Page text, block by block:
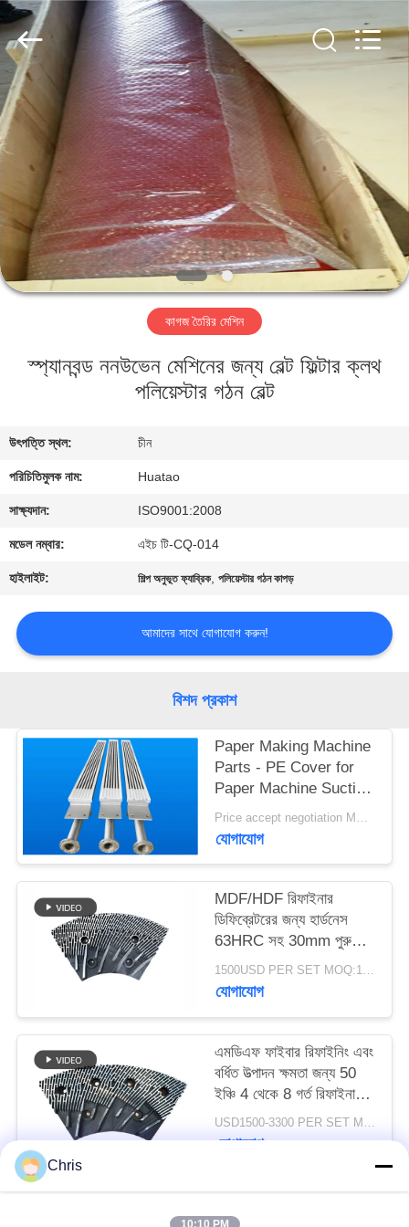
বাড়ি
পণ্য
আমাদের
সম্পর্কে
কারখানা
যোগাযোগ
করুন
খবর
উদ্ধৃতির
জন্য
PRIVACY
POLICY
2026
HUATAO
LOVER
LTD.
All
Rights
Reserved.
কাগজ তৈরির মেশিন
স্প্যানবন্ড ননউভেন মেশিনের জন্য বেল্ট ফিল্টার ক্লথ
পলিয়েস্টার গঠন বেল্ট
উৎপত্তি স্থল: চীন
পরিচিতিমুলক নাম: Huatao
সাক্ষ্যদান: ISO9001:2008
মডেল নম্বার: এইচ টি-CQ-014
হাইলাইট: শিল্প অনুভূত ফ্যাব্রিক,পলিয়েস্টার গঠন কাপড়
আমাদের সাথে যোগাযোগ করুন!
বিশদ প্রকাশ
Paper Making Machine
Parts - PE Cover for
Paper Machine Suction
Box
Price accept negotiation MOQ:1 বিন্যাস করুন
যোগাযোগ
MDF/HDF রিফাইনার
ডিফিব্রেটরের জন্য হার্ডনেস
63HRC সহ 30mm পুরু
রিফাইনার সেগমেন্ট
1500USD PER SET MOQ:1 সেট
যোগাযোগ
এমডিএফ ফাইবার রিফাইনিং এবং
বর্ধিত উত্পাদন ক্ষমতা জন্য 50
ইঞ্চি 4 থেকে 8 গর্ত রিফাইনার
স্ট্যাটর এবং রটার
USD1500-3300 PER SET MOQ:১টি সেট
যোগাযোগ
Chris
10:10 PM